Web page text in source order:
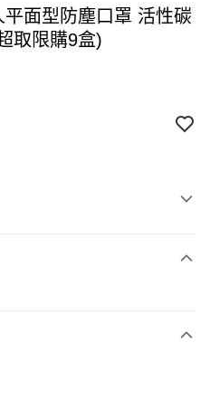
平面型防塵口罩 活性碳
12 (超取限購9盒)